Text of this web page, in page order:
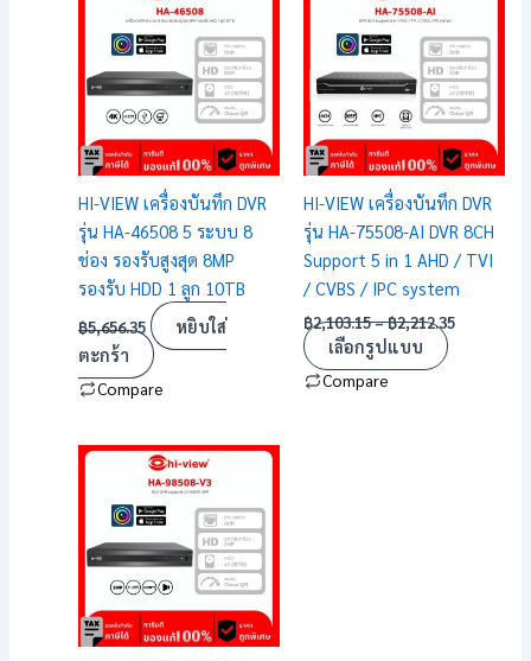
HI-VIEW เครื่องบันทึก DVR
รุ่น HA-46508 5 ระบบ 8
ช่อง รองรับสูงสุด 8MP
รองรับ HDD 1 ลูก 10TB
฿5,656.35
หยิบใส่
ตะกร้า
Compare
HI-VIEW เครื่องบันทึก DVR
รุ่น HA-75508-AI DVR 8CH
Support 5 in 1 AHD / TVI
/ CVBS / IPC system
฿2,103.15–฿2,212.35
through
฿2,212.35
เลือกรูปแบบ
Compare
product
multiple
variants.
The
options
be
chosen
on
the
product
page
Price
through
฿1,457.40
This
multiple
variants.
options